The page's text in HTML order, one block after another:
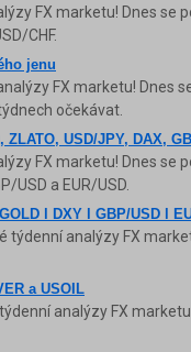
FX marketu! Dnes se
CHF.
jenu
FX marketu! Dnes
očekávat.
USD/JPY, DAX,
FX marketu! Dnes se
USD a EUR/USD.
l DXY l GBP/USD l
týdenní analýzy FX
a USOIL
analýzy FX